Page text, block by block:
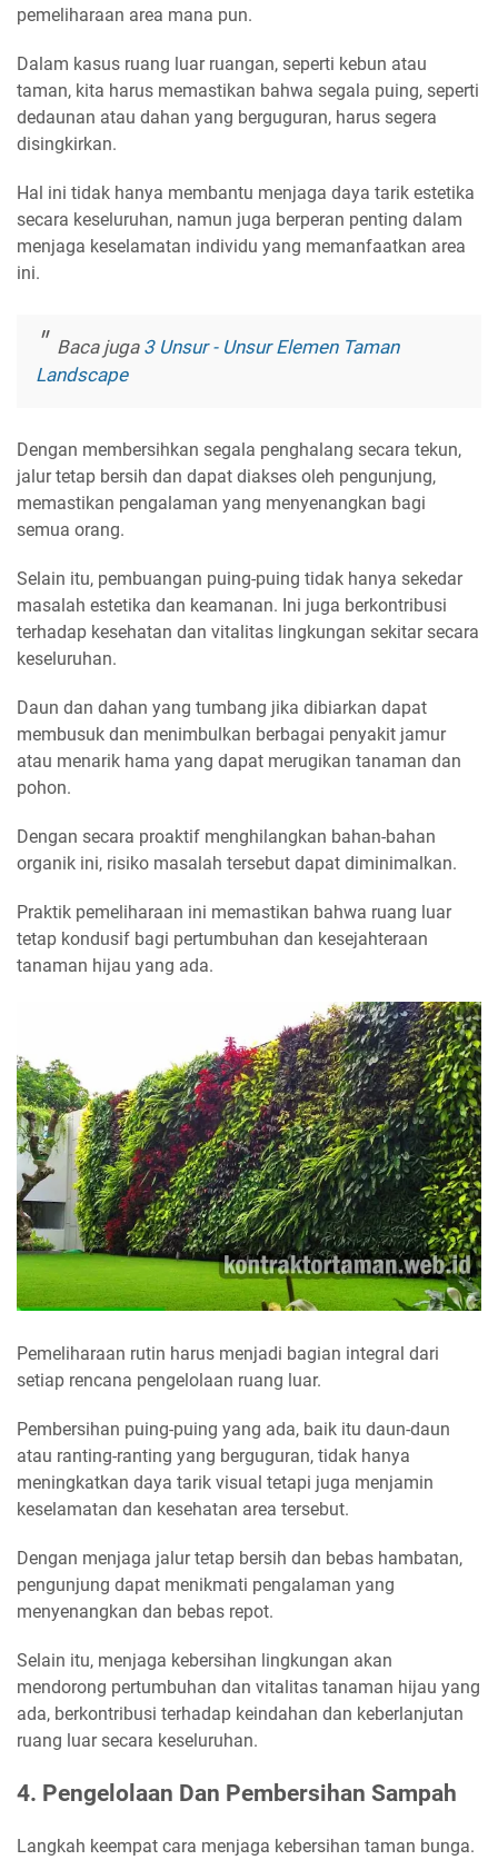
pemeliharaan area mana pun.
Dalam kasus ruang luar ruangan, seperti kebun atau
taman, kita harus memastikan bahwa segala puing, seperti
dedaunan atau dahan yang berguguran, harus segera
disingkirkan.
Hal ini tidak hanya membantu menjaga daya tarik estetika
secara keseluruhan, namun juga berperan penting dalam
menjaga keselamatan individu yang memanfaatkan area
ini.
Baca juga 3 Unsur - Unsur Elemen Taman
Landscape
Dengan membersihkan segala penghalang secara tekun,
jalur tetap bersih dan dapat diakses oleh pengunjung,
memastikan pengalaman yang menyenangkan bagi
semua orang.
Selain itu, pembuangan puing-puing tidak hanya sekedar
masalah estetika dan keamanan. Ini juga berkontribusi
terhadap kesehatan dan vitalitas lingkungan sekitar secara
keseluruhan.
Daun dan dahan yang tumbang jika dibiarkan dapat
membusuk dan menimbulkan berbagai penyakit jamur
atau menarik hama yang dapat merugikan tanaman dan
pohon.
Dengan secara proaktif menghilangkan bahan-bahan
organik ini, risiko masalah tersebut dapat diminimalkan.
Praktik pemeliharaan ini memastikan bahwa ruang luar
tetap kondusif bagi pertumbuhan dan kesejahteraan
tanaman hijau yang ada.
Pemeliharaan rutin harus menjadi bagian integral dari
setiap rencana pengelolaan ruang luar.
Pembersihan puing-puing yang ada, baik itu daun-daun
atau ranting-ranting yang berguguran, tidak hanya
meningkatkan daya tarik visual tetapi juga menjamin
keselamatan dan kesehatan area tersebut.
Dengan menjaga jalur tetap bersih dan bebas hambatan,
pengunjung dapat menikmati pengalaman yang
menyenangkan dan bebas repot.
Selain itu, menjaga kebersihan lingkungan akan
mendorong pertumbuhan dan vitalitas tanaman hijau yang
ada, berkontribusi terhadap keindahan dan keberlanjutan
ruang luar secara keseluruhan.
4. Pengelolaan Dan Pembersihan Sampah
Langkah keempat cara menjaga kebersihan taman bunga.